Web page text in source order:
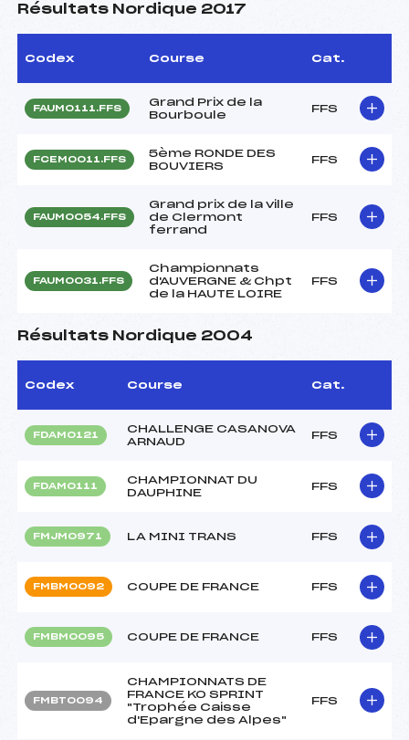
Résultats Nordique 2017
Codex Course Cat.
FAUM0111.FFS
Grand Prix de la
Bourboule
FFS
FCEM0011.FFS
5ème RONDE DES
BOUVIERS
FFS
FAUM0054.FFS
Grand prix de la ville
de Clermont
ferrand
FFS
FAUM0031.FFS
Championnats
d'AUVERGNE & Chpt
de la HAUTE LOIRE
FFS
Résultats Nordique 2004
Codex Course Cat.
FDAM0121
CHALLENGE CASANOVA
ARNAUD
FFS
FDAM0111
CHAMPIONNAT DU
DAUPHINE
FFS
FMJM0971 LA MINI TRANS FFS
FMBM0092 COUPE DE FRANCE FFS
FMBM0095 COUPE DE FRANCE FFS
FMBT0094
CHAMPIONNATS DE
FRANCE KO SPRINT
"Trophée Caisse
d'Epargne des Alpes"
FFS